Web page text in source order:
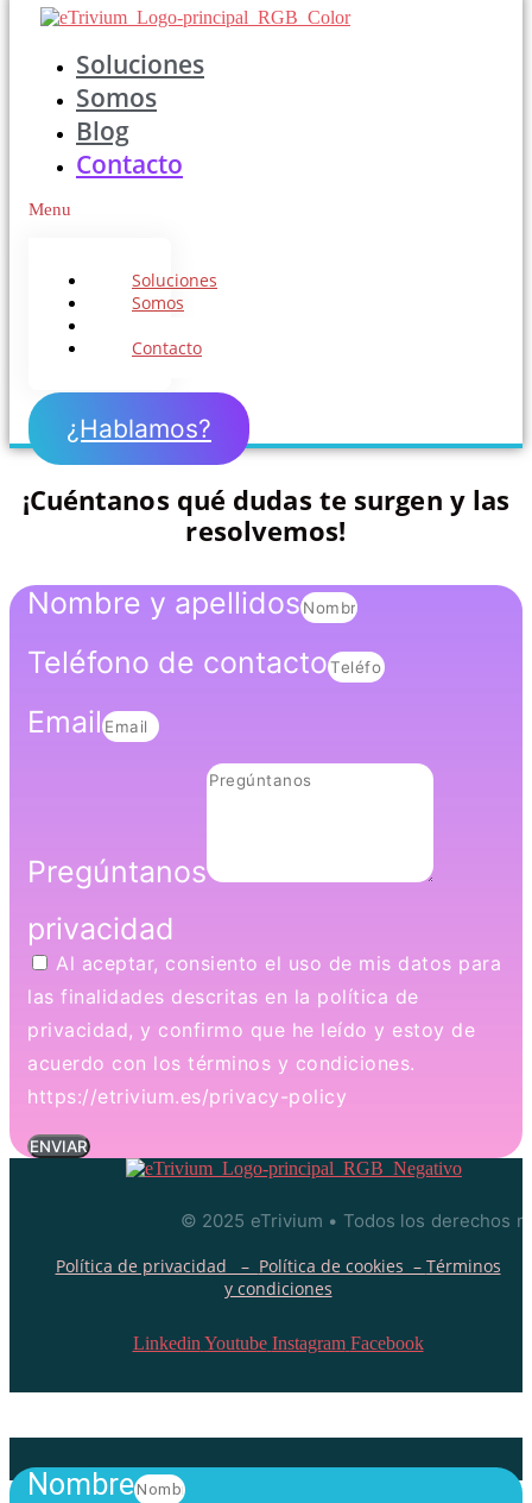
Soluciones
Somos
Blog
Contacto
Menu
Soluciones
Somos
Contacto
¿Hablamos?
¡Cuéntanos qué dudas te surgen y las
resolvemos!
Nombre y apellidos
Teléfono de contacto
Email
Pregúntanos
privacidad
Al aceptar, consiento el uso de mis datos para
las finalidades descritas en la política de
privacidad, y confirmo que he leído y estoy de
acuerdo con los términos y condiciones.
https://etrivium.es/privacy-policy
ENVIAR
© 2025 eTrivium • Todos los derechos
Política de privacidad – Política de cookies – Términos
y condiciones
Linkedin Youtube Instagram Facebook
Nombre